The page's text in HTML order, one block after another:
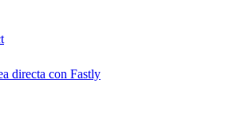
directa con Fastly